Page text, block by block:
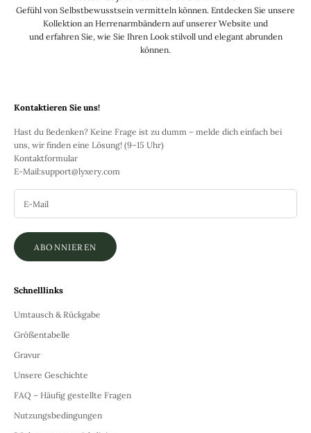
Gefühl von Selbstbewusstsein vermitteln können. Entdecken Sie unsere
Kollektion an Herrenarmbändern auf unserer Website und
und erfahren Sie, wie Sie Ihren Look stilvoll und elegant abrunden
können.
Kontaktieren Sie uns!
Hast du Bedenken? Keine Frage ist zu dumm – melde dich einfach bei
uns, wir finden eine Lösung! (9–15 Uhr)
Kontaktformular
E-Mail:support@lyxery.com
ABONNIEREN
Schnelllinks
Umtausch & Rückgabe
Größentabelle
Gravur
Unsere Geschichte
FAQ – Häufig gestellte Fragen
Nutzungsbedingungen